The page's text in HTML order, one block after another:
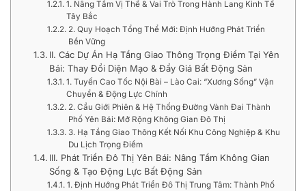
1. Nâng Tầm Vị Thế & Vai Trò Trong Hành Lang Kinh Tế
Tây Bắc
2. Quy Hoạch Tổng Thể Mới: Định Hướng Phát Triển
Bền Vững
II. Các Dự Án Hạ Tầng Giao Thông Trọng Điểm Tại Yên
Bái: Thay Đổi Diện Mạo & Đẩy Giá Bất Động Sản
1. Tuyến Cao Tốc Nội Bài – Lào Cai: “Xương Sống” Vận
Chuyển & Động Lực Chính
2. Cầu Giới Phiên & Hệ Thống Đường Vành Đai Thành
Phố Yên Bái: Mở Rộng Không Gian Đô Thị
3. Hạ Tầng Giao Thông Kết Nối Khu Công Nghiệp & Khu
Du Lịch Trọng Điểm
III. Phát Triển Đô Thị Yên Bái: Nâng Tầm Không Gian
Sống & Tạo Động Lực Bất Động Sản
1. Định Hướng Phát Triển Đô Thị Trung Tâm: Thành Phố